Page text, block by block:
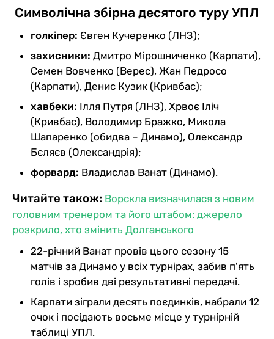
Символічна збірна десятого туру УПЛ
голкіпер: Євген Кучеренко (ЛНЗ);
захисники: Дмитро Мірошниченко (Карпати),
Семен Вовченко (Верес), Жан Педросо
(Карпати), Денис Кузик (Кривбас);
хавбеки: Ілля Путря (ЛНЗ), Хрвоє Іліч
(Кривбас), Володимир Бражко, Микола
Шапаренко (обидва – Динамо), Олександр
Бєляєв (Олександрія);
форвард: Владислав Ванат (Динамо).
Читайте також: Ворскла визначилася з новим
головним тренером та його штабом: джерело
розкрило, хто змінить Долганського
22-річний Ванат провів цього сезону 15
матчів за Динамо у всіх турнірах, забив п'ять
голів і зробив дві результативні передачі.
Карпати зіграли десять поєдинків, набрали 12
очок і посідають восьме місце у турнірній
таблиці УПЛ.